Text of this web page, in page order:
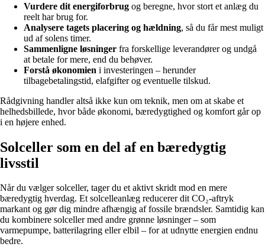
Vurdere dit energiforbrug og beregne, hvor stort et anlæg du
reelt har brug for.
Analysere tagets placering og hældning, så du får mest muligt
ud af solens timer.
Sammenligne løsninger fra forskellige leverandører og undgå
at betale for mere, end du behøver.
Forstå økonomien i investeringen – herunder
tilbagebetalingstid, elafgifter og eventuelle tilskud.
Rådgivning handler altså ikke kun om teknik, men om at skabe et
helhedsbillede, hvor både økonomi, bæredygtighed og komfort går op
i en højere enhed.
Solceller som en del af en bæredygtig
livsstil
Når du vælger solceller, tager du et aktivt skridt mod en mere
bæredygtig hverdag. Et solcelleanlæg reducerer dit CO₂-aftryk
markant og gør dig mindre afhængig af fossile brændsler. Samtidig kan
du kombinere solceller med andre grønne løsninger – som
varmepumpe, batterilagring eller elbil – for at udnytte energien endnu
bedre.